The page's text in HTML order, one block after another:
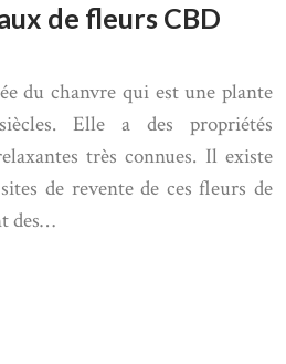
de fleurs CBD
du chanvre qui est une plante
Elle a des propriétés
très connues. Il existe
de revente de ces fleurs de
des…